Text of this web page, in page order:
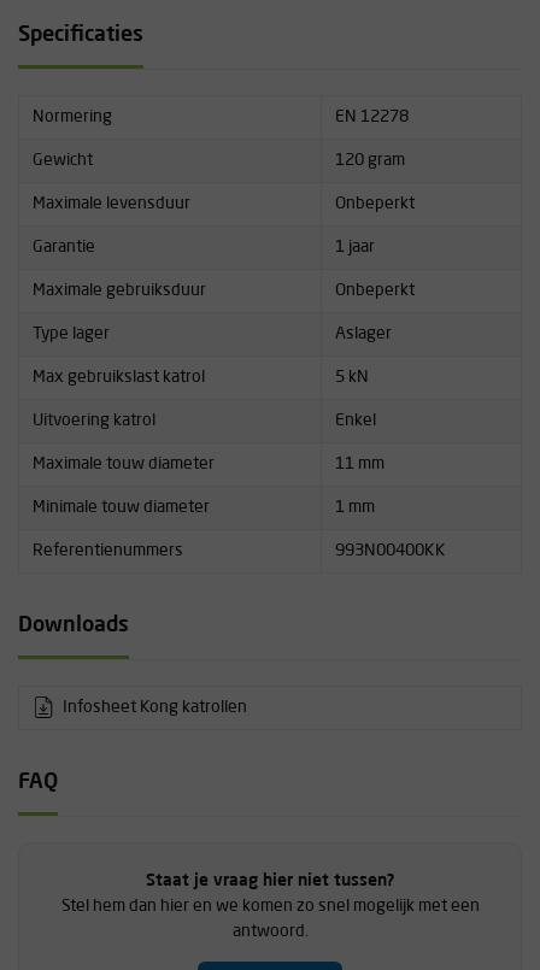
Specificaties
Normering EN 12278
Gewicht 120 gram
Maximale levensduur Onbeperkt
Garantie 1 jaar
Maximale gebruiksduur Onbeperkt
Type lager Aslager
Max gebruikslast katrol 5 kN
Uitvoering katrol Enkel
Maximale touw diameter 11 mm
Minimale touw diameter 1 mm
Referentienummers 993N00400KK
Downloads
Infosheet Kong katrollen
FAQ
Staat je vraag hier niet tussen?
Stel hem dan hier en we komen zo snel mogelijk met een
antwoord.